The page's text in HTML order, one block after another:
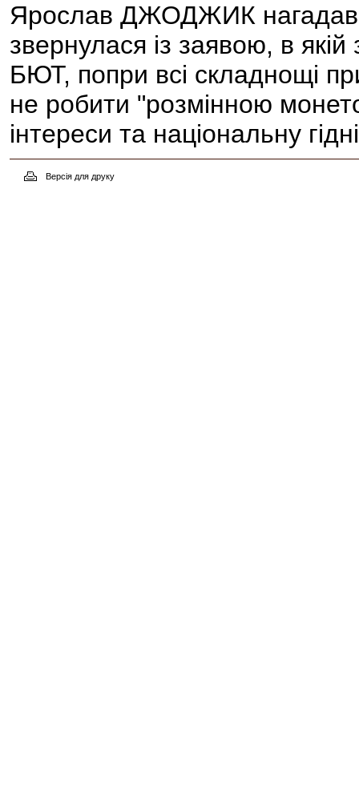
Ярослав ДЖОДЖИК
звернулася із заявою, в
БЮТ, попри всі складнощі
не робити "розмінною
інтереси та національну
Версія для друку